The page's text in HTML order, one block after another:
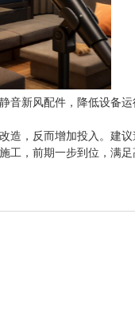
新风配件，降低设备
，反而增加投入。建
，前期一步到位，满